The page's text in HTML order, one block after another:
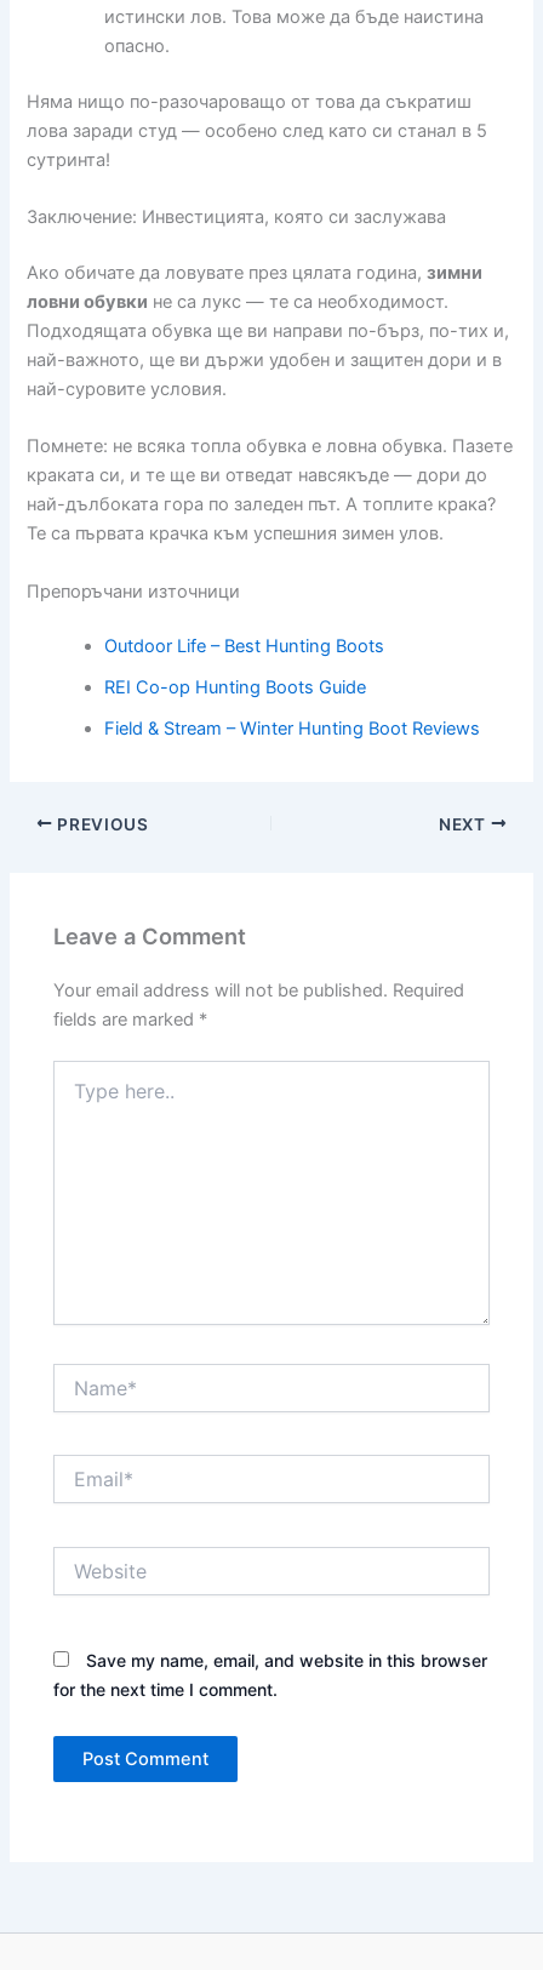
истински лов. Това може да бъде наистина
опасно.
Няма нищо по-разочароващо от това да съкратиш
лова заради студ — особено след като си станал в 5
сутринта!
Заключение: Инвестицията, която си заслужава
Ако обичате да ловувате през цялата година,зимни
ловни обувки не са лукс — те са необходимост.
Подходящата обувка ще ви направи по-бърз, по-тих и,
най-важното, ще ви държи удобен и защитен дори и в
най-суровите условия.
Помнете: не всяка топла обувка е ловна обувка. Пазете
краката си, и те ще ви отведат навсякъде — дори до
най-дълбоката гора по заледен път. А топлите крака?
Те са първата крачка към успешния зимен улов.
Препоръчани източници
Outdoor Life – Best Hunting Boots
REI Co-op Hunting Boots Guide
Field & Stream – Winter Hunting Boot Reviews
PREVIOUS NEXT
Leave a Comment
Your email address will not be published. Required
fields are marked *
here..
Save my name, email, and website in this browser
for the next time I comment.